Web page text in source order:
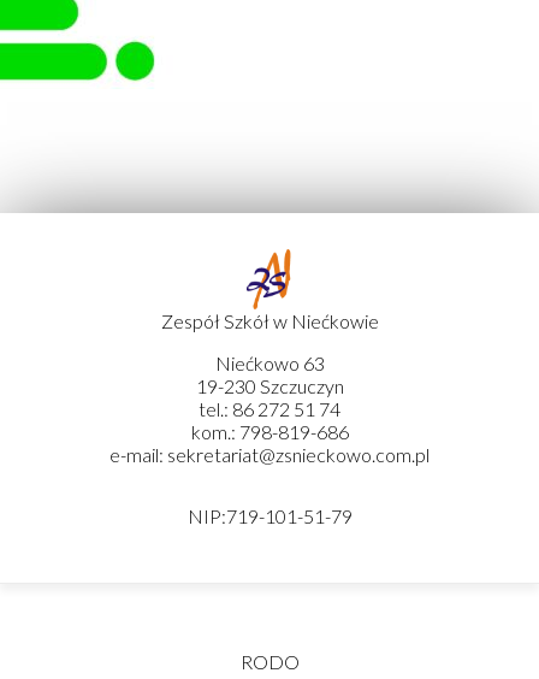
Zespół Szkół w Niećkowie
Niećkowo 63
19-230 Szczuczyn
tel.: 86 272 51 74
kom.: 798-819-686
e-mail: sekretariat@zsnieckowo.com.pl
NIP:719-101-51-79
RODO